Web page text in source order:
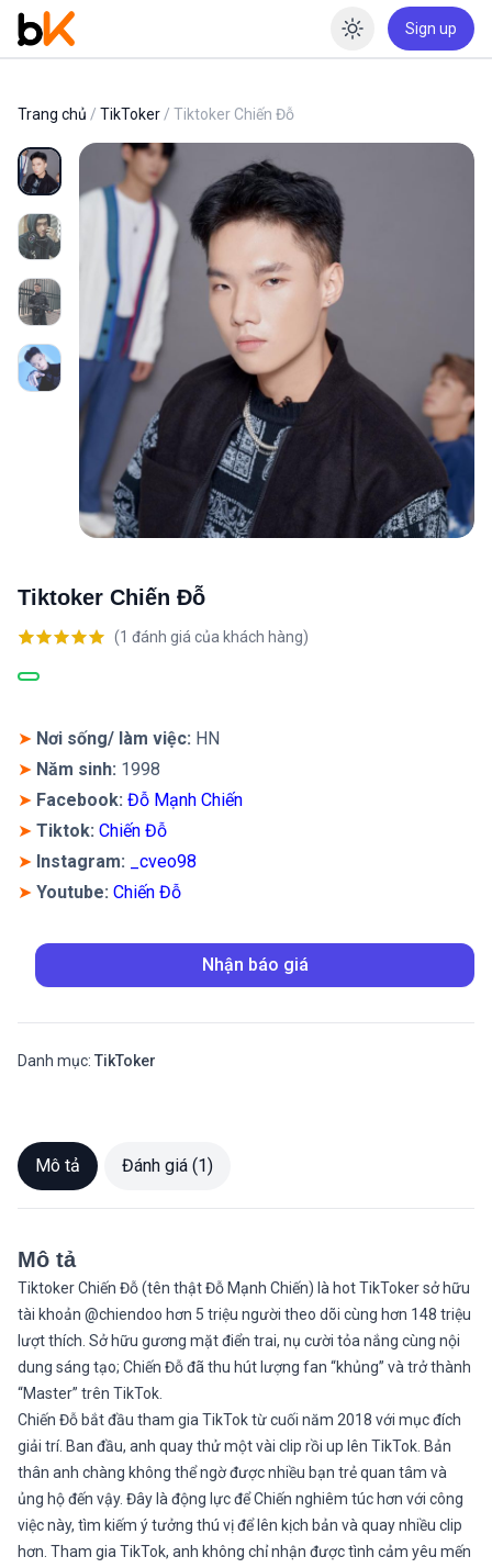
Enable
Sign up
Trang chủ / TikToker / Tiktoker Chiến Đỗ
Tiktoker Chiến Đỗ
dựa trên
(1 đánh giá của khách hàng)
➤ Nơi sống/ làm việc: HN
➤ Năm sinh: 1998
➤ Facebook: Đỗ Mạnh Chiến
➤ Tiktok: Chiến Đỗ
➤ Instagram:
_cveo98
➤ Youtube: Chiến Đỗ
Nhận báo giá
Danh mục: TikToker
Mô tả Đánh giá (1)
Mô tả
Tiktoker Chiến Đỗ (tên thật Đỗ Mạnh Chiến) là hot TikToker sở hữu
tài khoản @chiendoo hơn 5 triệu người theo dõi cùng hơn 148 triệu
lượt thích. Sở hữu gương mặt điển trai, nụ cười tỏa nắng cùng nội
dung sáng tạo; Chiến Đỗ đã thu hút lượng fan “khủng” và trở thành
“Master” trên TikTok.
Chiến Đỗ bắt đầu tham gia TikTok từ cuối năm 2018 với mục đích
giải trí. Ban đầu, anh quay thử một vài clip rồi up lên TikTok. Bản
thân anh chàng không thể ngờ được nhiều bạn trẻ quan tâm và
ủng hộ đến vậy. Đây là động lực để Chiến nghiêm túc hơn với công
việc này, tìm kiếm ý tưởng thú vị để lên kịch bản và quay nhiều clip
hơn. Tham gia TikTok, anh không chỉ nhận được tình cảm yêu mến